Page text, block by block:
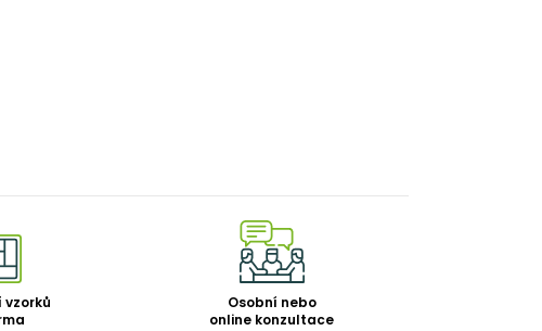
vzorků
Osobní nebo
online konzultace